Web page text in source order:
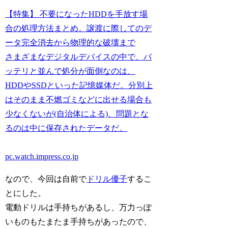
【特集】 不要になったHDDを手放す場
合の処理方法まとめ。譲渡に際してのデ
ータ完全消去から物理的な破壊まで
さまざまなデジタルデバイスの中で、バ
ッテリと並んで処分が面倒なのは、
HDDやSSDといった記憶媒体だ。分別上
はそのまま不燃ゴミなどに出せる場合も
少なくないが(自治体による)、問題とな
るのは中に保存されたデータだ。
pc.watch.impress.co.jp
なので、今回は自前でドリル優子するこ
とにした。
電動ドリルは手持ちがあるし、万力っぽ
いものもたまたま手持ちがあったので、